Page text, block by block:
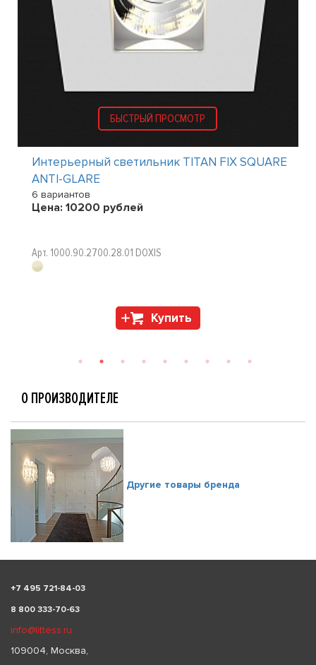
БЫСТРЫЙ ПРОСМОТР
Интерьерный светильник TITAN FIX SQUARE
ANTI-GLARE
6 вариантов
Цена: 10200 рублей
Арт. 1000.90.2700.28.01 DOXIS
Купить
О ПРОИЗВОДИТЕЛЕ
Другие товары бренда
+7 495 721-84-03
8 800 333-70-63
info@littess.ru
109004, Москва,